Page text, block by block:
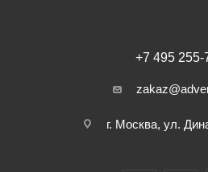
+7 495 255-
г. Москва, ул.